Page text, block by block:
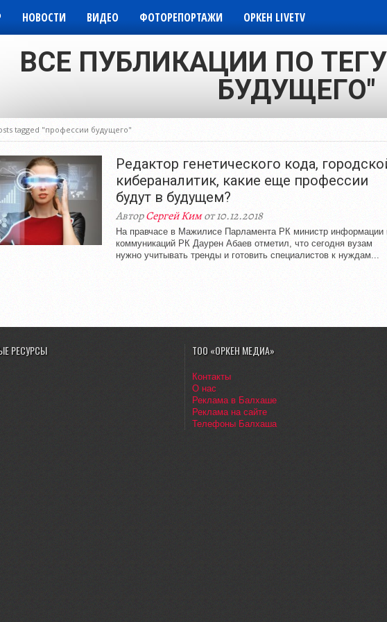
НОВОСТИ ВИДЕО ФОТОРЕПОРТАЖИ ОРКЕН LIVETV
ВСЕ ПУБЛИКАЦИИ ПО
БУДУЩЕГО"
tagged "профессии будущего"
Редактор генетического кода,
кибераналитик, какие еще профессии
будут в будущем?
АвторСергей Кимот 10.12.2018
На правчасе в Мажилисе Парламента РК министр информации
коммуникаций РК Даурен Абаев отметил, что сегодня вузам
нужно учитывать тренды и готовить специалистов к нуждам...
РЕСУРСЫ ТОО «ОРКЕН МЕДИА»
Контакты
О нас
Реклама в Балхаше
Реклама на сайте
Телефоны Балхаша